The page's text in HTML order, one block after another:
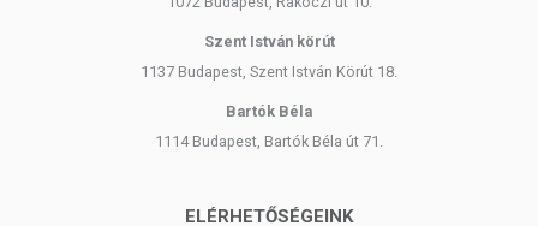
Szent István körút
1137 Budapest, Szent István Körút 18.
Bartók Béla
1114 Budapest, Bartók Béla út 71.
ELÉRHETŐSÉGEINK